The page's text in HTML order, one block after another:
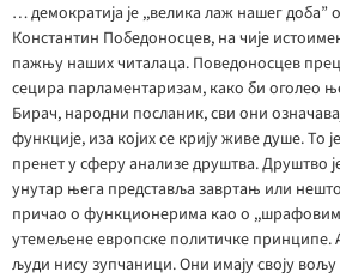
… демократија је ,,велика лаж нашег доба” о
Константин Победоносцев, на чије
пажњу наших читалаца. Поведоносцев
сецира парламентаризам, како би оголео
Бирач, народни посланик, сви они
функције, иза којих се крију живе душе. То
пренет у сферу анализе друштва. Друштво
унутар њега представља завртањ или
причао о функционерима као о
утемељене европске политичке принципе.
људи нису зупчаници. Они имају своју